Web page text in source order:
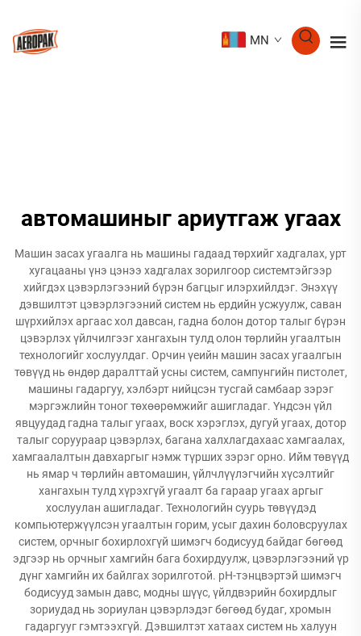
MN
автомашиныг ариутгаж угаах
Машин засах угаалга нь машины гадаад төрхийг хадгалах, урт
хугацааны үнэ цэнээ хадгалах зорилгоор системтэйгээр
хийгдэх цэвэрлэгээний бүрэн багцыг илэрхийлдэг. Энэхүү
дэвшилтэт цэвэрлэгээний систем нь ердийн усжуулж, саван
шүрхийлэх аргаас хол давсан, гадна болон дотор талыг бүрэн
цэвэрлэх үйлчилгээг хангахын тулд олон төрлийн угаалтын
технологийг хослуулдаг. Орчин үеийн машин засах угаалгын
төвүүд нь өндөр даралттай усны систем, сампунгийн пистолет,
машины гадаргуу, хэлбэрт нийцсэн тусгай самбаар зэрэг
мэргэжлийн тоног төхөөрөмжийг ашигладаг. Үндсэн үйл
явцуудад гадна талыг угаах, воск хэрэглэх, дугуй угаах, дотор
талыг соруураар цэвэрлэх, багана халхлагдахаас хамгаалах,
хамгаалалтын давхаргыг нэмж түрших зэрэг орно. Ийм төвүүд
нь ямар ч төрлийн автомашин, үйлчлүүлэгчийн хүсэлтийг
хангахын тулд хүрэхгүй угаалт ба гараар угаах аргыг
хослуулан ашигладаг. Технологийн суурь төвүүдэд
компьютержүүлсэн угаалтын горим, усыг дахин боловсруулах
систем, орчныг бохирлохгүй шимэгч бодисууд байдаг бөгөөд
эдгээр нь орчныг хамгийн бага бохирдуулж, цэвэрлэгээний үр
дүнг хамгийн их байлгах зорилготой. pH-тэнцвэртэй шимэгч
бодисууд замын давс, модны шүүс, үйлдвэрийн бохирдлыг
зориудад нь зориулан цэвэрлэдэг бөгөөд будаг, хромын
гадаргууг гэмтээхгүй. Дэвшилтэт хатаах систем нь халуун